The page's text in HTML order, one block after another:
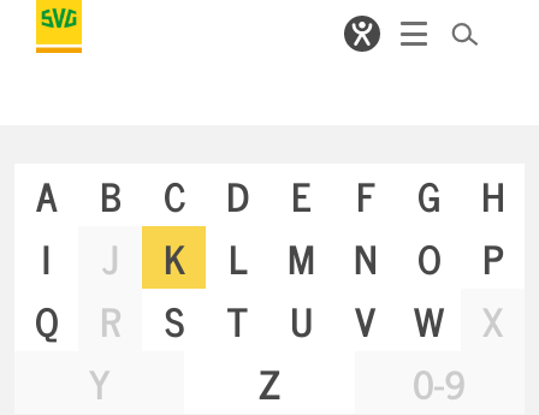
A B C D E F G
H
I
J K L M N O
P
Q
R S T U V W
X
Y
Z 0-9